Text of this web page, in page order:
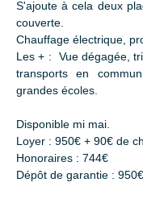
S'ajoute à cela deux
couverte.
Chauffage électrique,
Les + : Vue dégagée,
transports en
grandes écoles.
Disponible mi mai.
Loyer : 950€ + 90€ de
Honoraires : 744€
Dépôt de garantie : 950€